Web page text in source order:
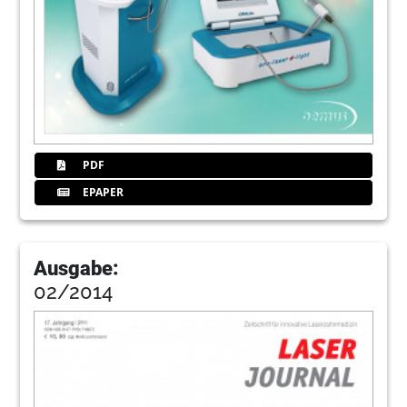
49 QM-Tipp: QM-Einführung - der Staat gibt
bis zu 75 Prozent dazu
Christoph Jäger/Stadthagen
50Kongresse, Kurse und Symposien/
Impressum
Redaktion
51Laser Journal
52Henry Schein Dental Deutschland GmbH
PDF
EPAPER
Ausgabe:
02/2014